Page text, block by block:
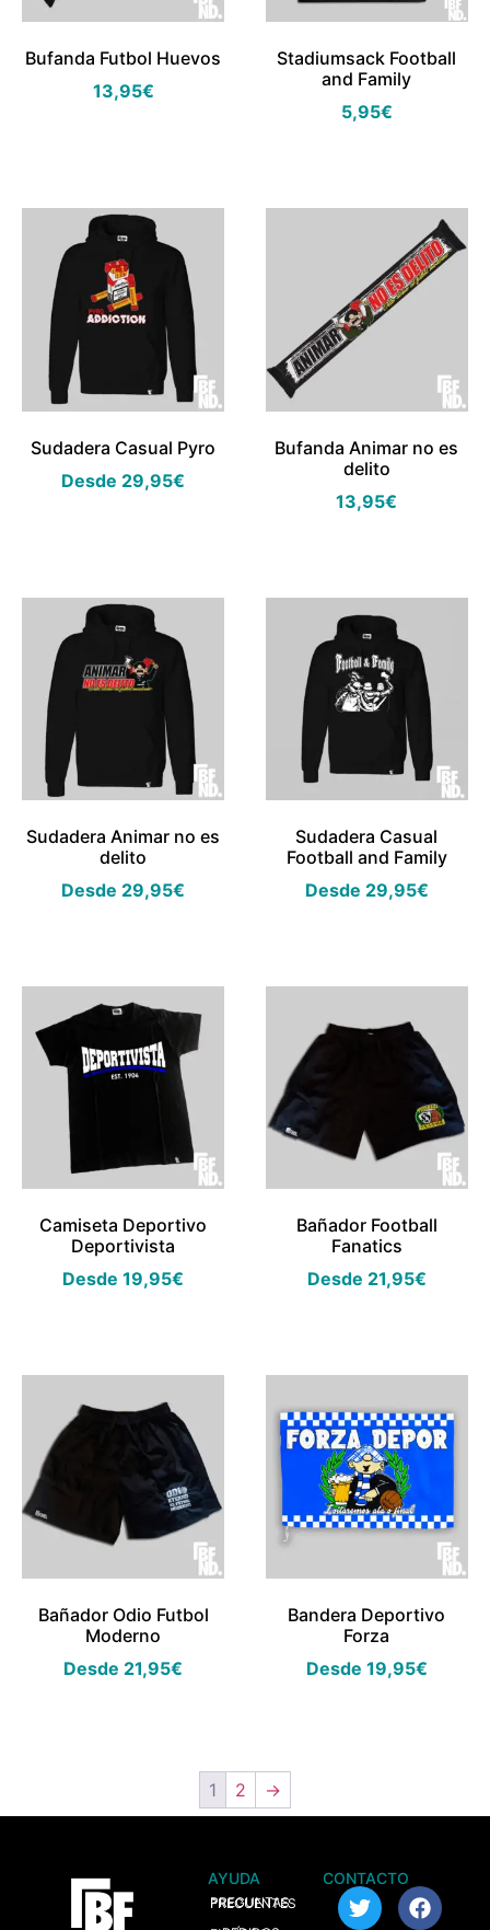
Bufanda Futbol Huevos
13,95€
Stadiumsack Football
and Family
5,95€
Sudadera Casual Pyro
Desde 29,95€
Bufanda Animar no es
delito
13,95€
Sudadera Animar no es
delito
Desde 29,95€
Sudadera Casual
Football and Family
Desde 29,95€
Camiseta Deportivo
Deportivista
Desde19,95€
Bañador Football
Fanatics
Desde 21,95€
Bañador Odio Futbol
Moderno
Desde 21,95€
Bandera Deportivo
Forza
Desde 19,95€
1 2 →
AYUDA
> PREGUNTAS FRECUENTES
CONTACTO